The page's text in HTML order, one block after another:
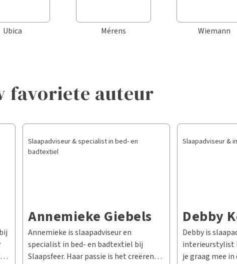
Ubica Mérens Wiemann
favoriete auteur
Slaapadviseur & specialist in bed- en
badtextiel
Annemieke Giebels
Annemieke is slaapadviseur en
specialist in bed- en badtextiel bij
Slaapsfeer. Haar passie is het creëren
Slaapadviseur &
Debby
Debby is
interieurstylist
je graag mee in